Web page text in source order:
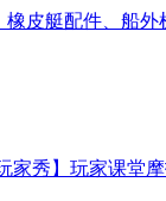
家秀】 玩家课堂